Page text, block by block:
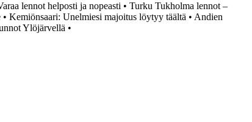
lennot helposti ja nopeasti • Turku Tukholma lennot –
• Kemiönsaari: Unelmiesi majoitus löytyy täältä • Andien
Ylöjärvellä •